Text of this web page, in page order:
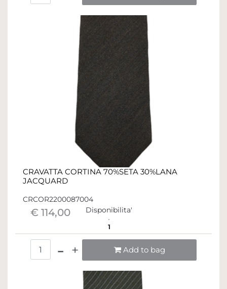
CRAVATTA CORTINA 70%SETA 30%LANA
JACQUARD
CRCOR2200087004
€ 114,00 Disponibilita'
1
Add to bag